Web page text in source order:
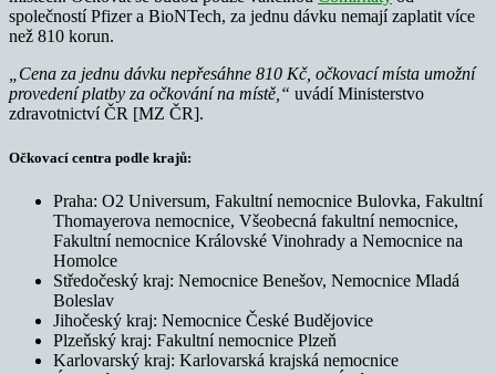
společností Pfizer a BioNTech, za jednu dávku nemají zaplatit více
než 810 korun.
„Cena za jednu dávku nepřesáhne 810 Kč, očkovací místa umožní
provedení platby za očkování na místě,“ uvádí Ministerstvo
zdravotnictví ČR [MZ ČR].
Očkovací centra podle krajů:
Praha: O2 Universum, Fakultní nemocnice Bulovka, Fakultní
Thomayerova nemocnice, Všeobecná fakultní nemocnice,
Fakultní nemocnice Královské Vinohrady a Nemocnice na
Homolce
Středočeský kraj: Nemocnice Benešov, Nemocnice Mladá
Boleslav
Jihočeský kraj: Nemocnice České Budějovice
Plzeňský kraj: Fakultní nemocnice Plzeň
Karlovarský kraj: Karlovarská krajská nemocnice